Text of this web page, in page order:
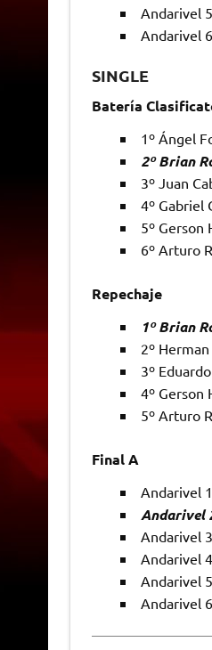
Andarivel
Andarivel
SINGLE
Batería
1º Ángel
2º Brian
3º Juan
4º Gabriel
5º Gerson
6º Arturo
Repechaje
1º Brian
2º
3º
4º Gerson
5º Arturo
Final A
Andarivel
Andarivel
Andarivel
Andarivel
Andarivel
Andarivel